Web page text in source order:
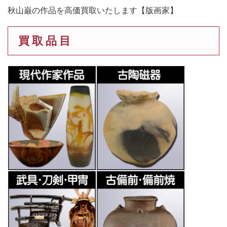
秋山巌の作品を高価買取いたします【版画家】
買 取 品 目